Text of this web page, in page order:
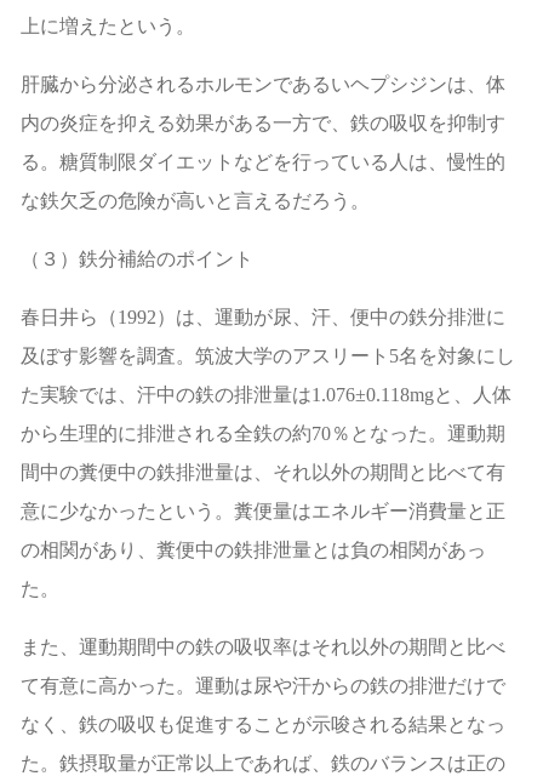
上に増えたという。
肝臓から分泌されるホルモンであるいヘプシジンは、体
内の炎症を抑える効果がある一方で、鉄の吸収を抑制す
る。糖質制限ダイエットなどを行っている人は、慢性的
な鉄欠乏の危険が高いと言えるだろう。
（３）鉄分補給のポイント
春日井ら（1992）は、運動が尿、汗、便中の鉄分排泄に
及ぼす影響を調査。筑波大学のアスリート 5名を対象にし
た実験では、汗中の鉄の排泄量は1.076±0.118mgと、人体
から生理的に排泄される全鉄の約70％となった。運動期
間中の糞便中の鉄排泄量は、それ以外の期間と比べて有
意に少なかったという。糞便量はエネルギー消費量と正
の相関があり、糞便中の鉄排泄量とは負の相関があっ
た。
また、運動期間中の鉄の吸収率はそれ以外の期間と比べ
て有意に高かった。運動は尿や汗からの鉄の排泄だけで
なく、鉄の吸収も促進することが示唆される結果となっ
た。鉄摂取量が正常以上であれば、鉄のバランスは正の